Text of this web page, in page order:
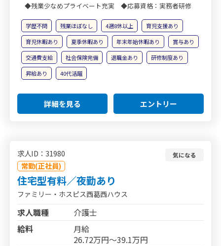
◆残業少なめプライベート充実 ◆応募資格：実務者研修
学歴不問 残業ほぼなし 4週8休以上
育児支援あり
育児休暇あり
夏季休暇あり 年末年始休暇あり
賞与あり
交通費支給
社会保険完備 退職金あり
研修制度あり
昇給あり
40代活躍
詳細を見る エントリー
求人ID：31980
常勤(正社員)
気になる
住宅型有料／夜勤あり
ファミリー・ホスピス西葛西ハウス
求人職種
介護士
給料
月給
26.72万円～39.1万円